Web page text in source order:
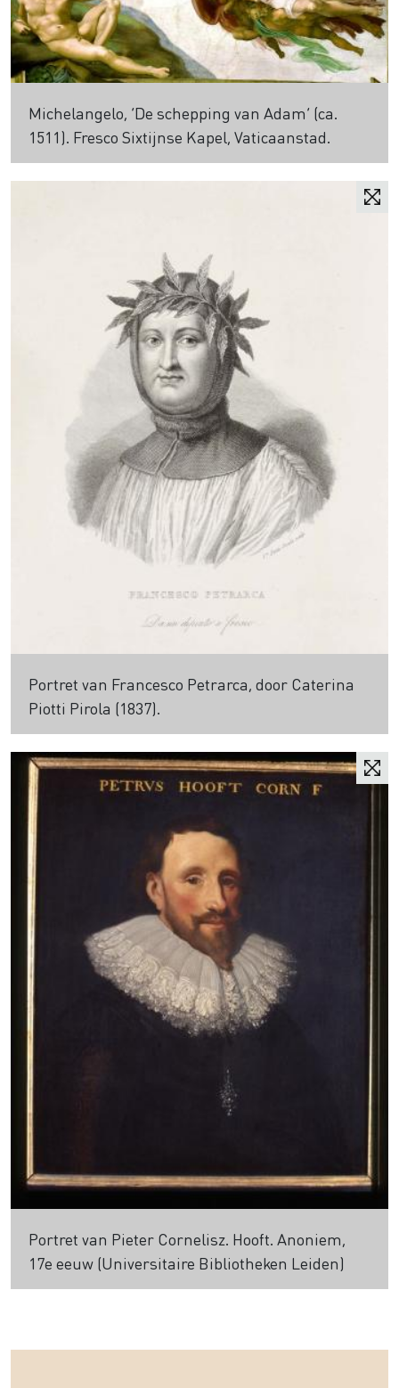
Michelangelo, ‘De schepping van Adam’ (ca.
1511). Fresco Sixtijnse Kapel, Vaticaanstad.
Portret van Francesco Petrarca, door Caterina
Piotti Pirola (1837).
Portret van Pieter Cornelisz. Hooft. Anoniem,
17e eeuw (Universitaire Bibliotheken Leiden)